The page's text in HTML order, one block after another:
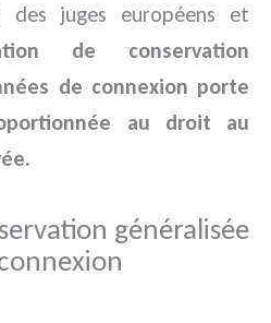
des juges européens et
de conservation
de connexion porte
au droit au
généralisée